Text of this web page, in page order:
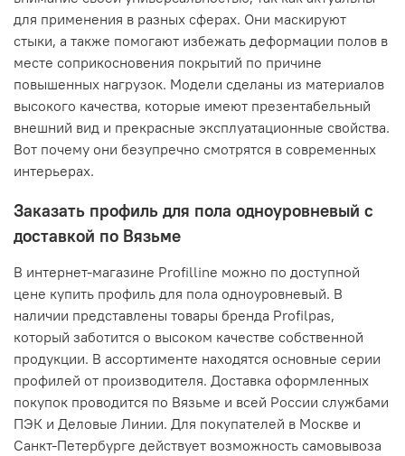
для применения в разных сферах. Они маскируют
стыки, а также помогают избежать деформации полов в
месте соприкосновения покрытий по причине
повышенных нагрузок. Модели сделаны из материалов
высокого качества, которые имеют презентабельный
внешний вид и прекрасные эксплуатационные свойства.
Вот почему они безупречно смотрятся в современных
интерьерах.
Заказать профиль для пола одноуровневый с
доставкой по Вязьме
В интернет-магазине Profilline можно по доступной
цене купить профиль для пола одноуровневый. В
наличии представлены товары бренда Profilpas,
который заботится о высоком качестве собственной
продукции. В ассортименте находятся основные серии
профилей от производителя. Доставка оформленных
покупок проводится по Вязьме и всей России службами
ПЭК и Деловые Линии. Для покупателей в Москве и
Санкт-Петербурге действует возможность самовывоза